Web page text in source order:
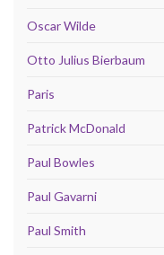
Oscar Wilde
Otto Julius Bierbaum
Paris
Patrick McDonald
Paul Bowles
Paul Gavarni
Paul Smith